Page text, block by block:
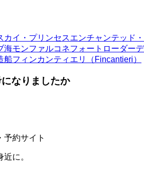
カイ・プリンセスエンチャンテッド・
海モンファルコネフォートローダーデ
船フィンカンティエリ（Fincantieri）
なりましたか
予約サイト
に。